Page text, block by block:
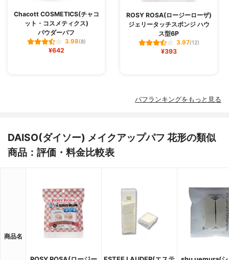
Chacott COSMETICS(チャコ
ット・コスメティクス)
パウダーパフ
3.98(8)
¥642
ROSY ROSA(ロージーローザ)
ジェリータッチスポンジ ハウ
ス型6P
3.97(12)
¥393
パフランキングをもっと見る
DAISO(ダイソー) メイクアップパフ 花形の類似
商品：評価・料金比較表
商品名